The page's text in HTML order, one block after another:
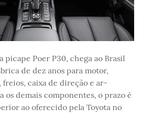
picape Poer P30, chega ao Brasil
de dez anos para motor,
freios, caixa de direção e ar-
os demais componentes, o prazo é
ao oferecido pela Toyota no